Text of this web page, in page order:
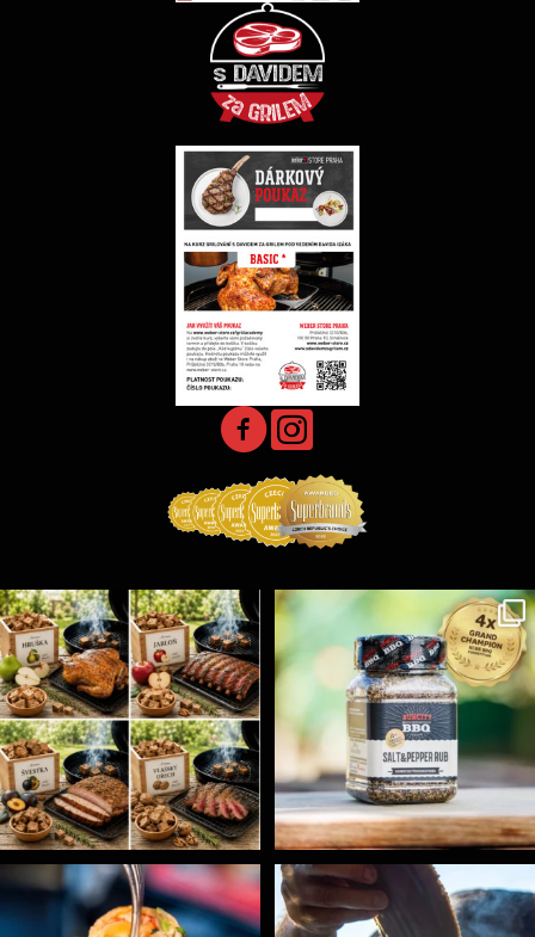
Udící špalíky - BORN TO SMOKE - různé druhy k...
5 0
Koření Suncity – autentická BBQ chuť u vás doma!...
1 0
Spoustu podobných triků, které vám usnadní nejenom ...
9 0
Ryba na grilu je opravdu rychlá, a stejně tak